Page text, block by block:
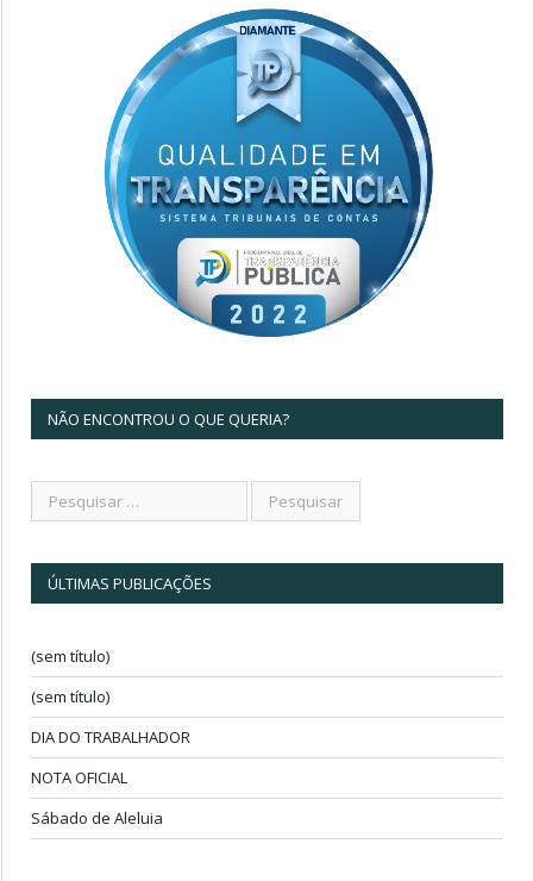
NÃO ENCONTROU O QUE QUERIA?
ÚLTIMAS PUBLICAÇÕES
(sem título)
(sem título)
DIA DO TRABALHADOR
NOTA OFICIAL
Sábado de Aleluia